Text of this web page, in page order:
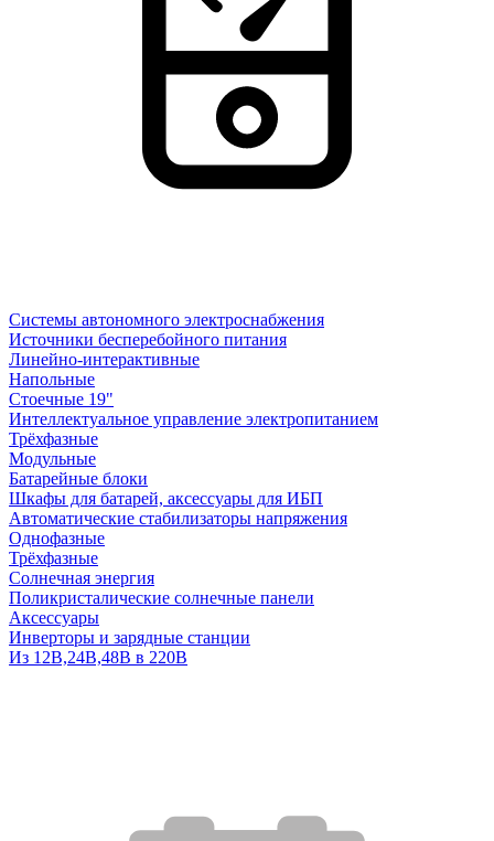
Системы автономного электроснабжения
Источники бесперебойного питания
Линейно-интерактивные
Напольные
Стоечные 19"
Интеллектуальное управление электропитанием
Трёхфазные
Модульные
Батарейные блоки
Шкафы для батарей, аксессуары для ИБП
Автоматические стабилизаторы напряжения
Однофазные
Трёхфазные
Солнечная энергия
Поликристалические солнечные панели
Аксессуары
Инверторы и зарядные станции
Из 12В,24В,48В в 220В